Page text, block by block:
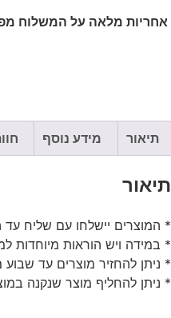
אחריות מלאה על המשלוח
תיאור מידע נוסף
תיאור
* המוצרים יישלחו עם שליח
* במידה ויש הוראות מיוחדות
* ניתן להחזיר מוצרים עד
* ניתן להחליף מוצר שנקנה במוצר אחר